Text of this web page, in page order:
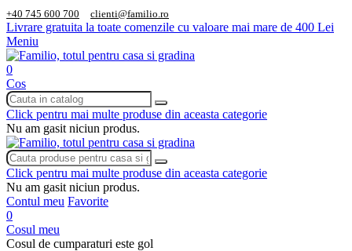
+40 745 600 700 clienti@familio.ro
Livrare gratuita la toate comenzile cu valoare mai mare de 400 Lei
Meniu
0
Cos
Click pentru mai multe produse din aceasta categorie
Nu am gasit niciun produs.
Click pentru mai multe produse din aceasta categorie
Nu am gasit niciun produs.
Contul meu Favorite
0
Cosul meu
Cosul de cumparaturi este gol